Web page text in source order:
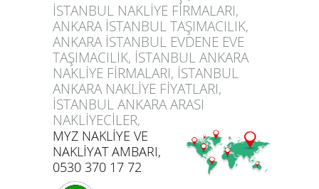
İSTANBUL NAKLİYE FİRMALARI,
ANKARA İSTANBUL TAŞIMACILIK,
ANKARA İSTANBUL EVDENE EVE
TAŞIMACILIK, İSTANBUL ANKARA
NAKLİYE FİRMALARI, İSTANBUL
ANKARA NAKLİYE FİYATLARI,
İSTANBUL ANKARA ARASI
NAKLİYECİLER,
MYZ NAKLİYE VE
NAKLİYAT AMBARI,
0530 370 17 72